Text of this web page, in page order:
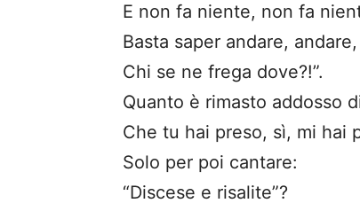
E non fa niente, non fa
Basta saper andare,
Chi se ne frega dove?!”.
Quanto è rimasto addosso
Che tu hai preso, sì, mi hai
Solo per poi cantare:
“Discese e risalite”?